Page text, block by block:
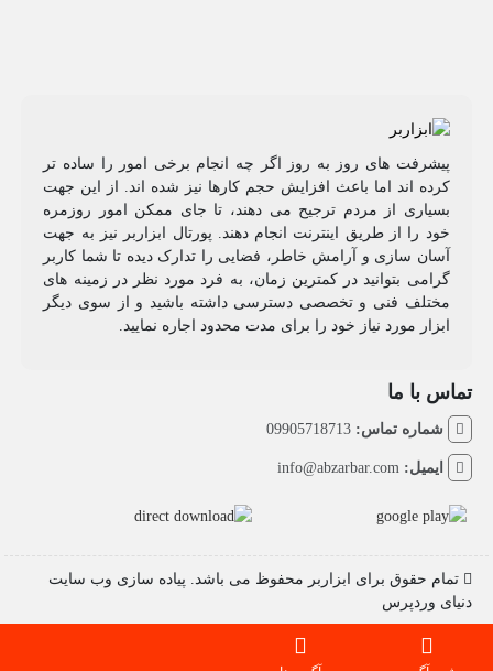
پیشرفت های روز به روز اگر چه انجام برخی امور را ساده تر
کرده اند اما باعث افزایش حجم کارها نیز شده اند. از این جهت
بسیاری از مردم ترجیح می دهند، تا جای ممکن امور روزمره
خود را از طریق اینترنت انجام دهند. پورتال ابزاربر نیز به جهت
آسان سازی و آرامش خاطر، فضایی را تدارک دیده تا شما کاربر
گرامی بتوانید در کمترین زمان، به فرد مورد نظر در زمینه های
مختلف فنی و تخصصی دسترسی داشته باشید و از سوی دیگر
ابزار مورد نیاز خود را برای مدت محدود اجاره نمایید.
تماس با ما
شماره تماس:09905718713
ایمیل:info@abzarbar.com
تمام حقوق برای ابزاربر محفوظ می باشد. پیاده سازی وب سایت
دنیای وردپرس